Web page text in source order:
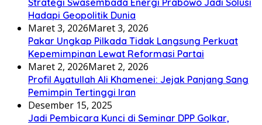
Hadapi Geopolitik Dunia
Maret 3, 2026Maret 3, 2026
Pakar Ungkap Pilkada Tidak Langsung Perkuat
Kepemimpinan Lewat Reformasi Partai
Maret 2, 2026Maret 2, 2026
Profil Ayatullah Ali Khamenei: Jejak Panjang Sang
Pemimpin Tertinggi Iran
Desember 15, 2025
Jadi Pembicara Kunci di Seminar DPP Golkar,